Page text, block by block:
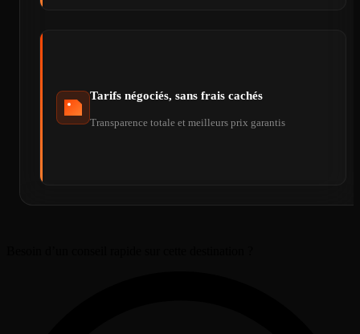
Tarifs négociés, sans frais cachés
Transparence totale et meilleurs prix garantis